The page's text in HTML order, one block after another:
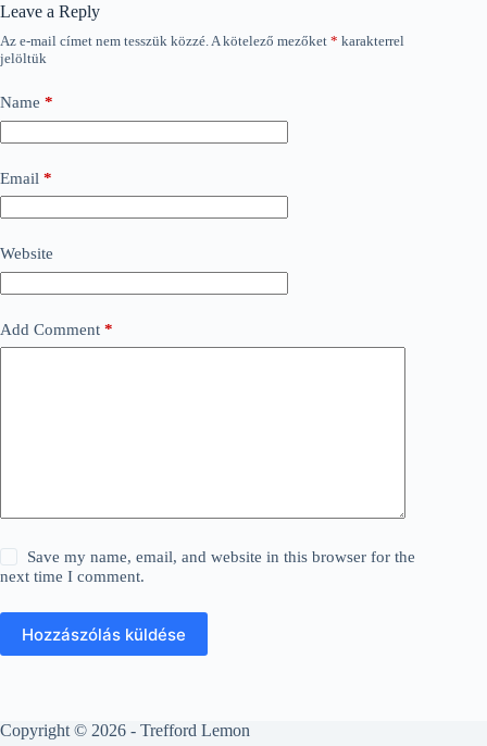
Leave a Reply
Az e-mail címet nem tesszük közzé.A kötelező mezőket * karakterrel
jelöltük
Name *
Email *
Website
Add Comment *
Save my name, email, and website in this browser for the
next time I comment.
Hozzászólás küldése
Copyright © 2026 - Trefford Lemon